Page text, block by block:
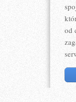
od